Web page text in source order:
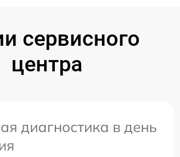
сервисного
центра
диагностика в день